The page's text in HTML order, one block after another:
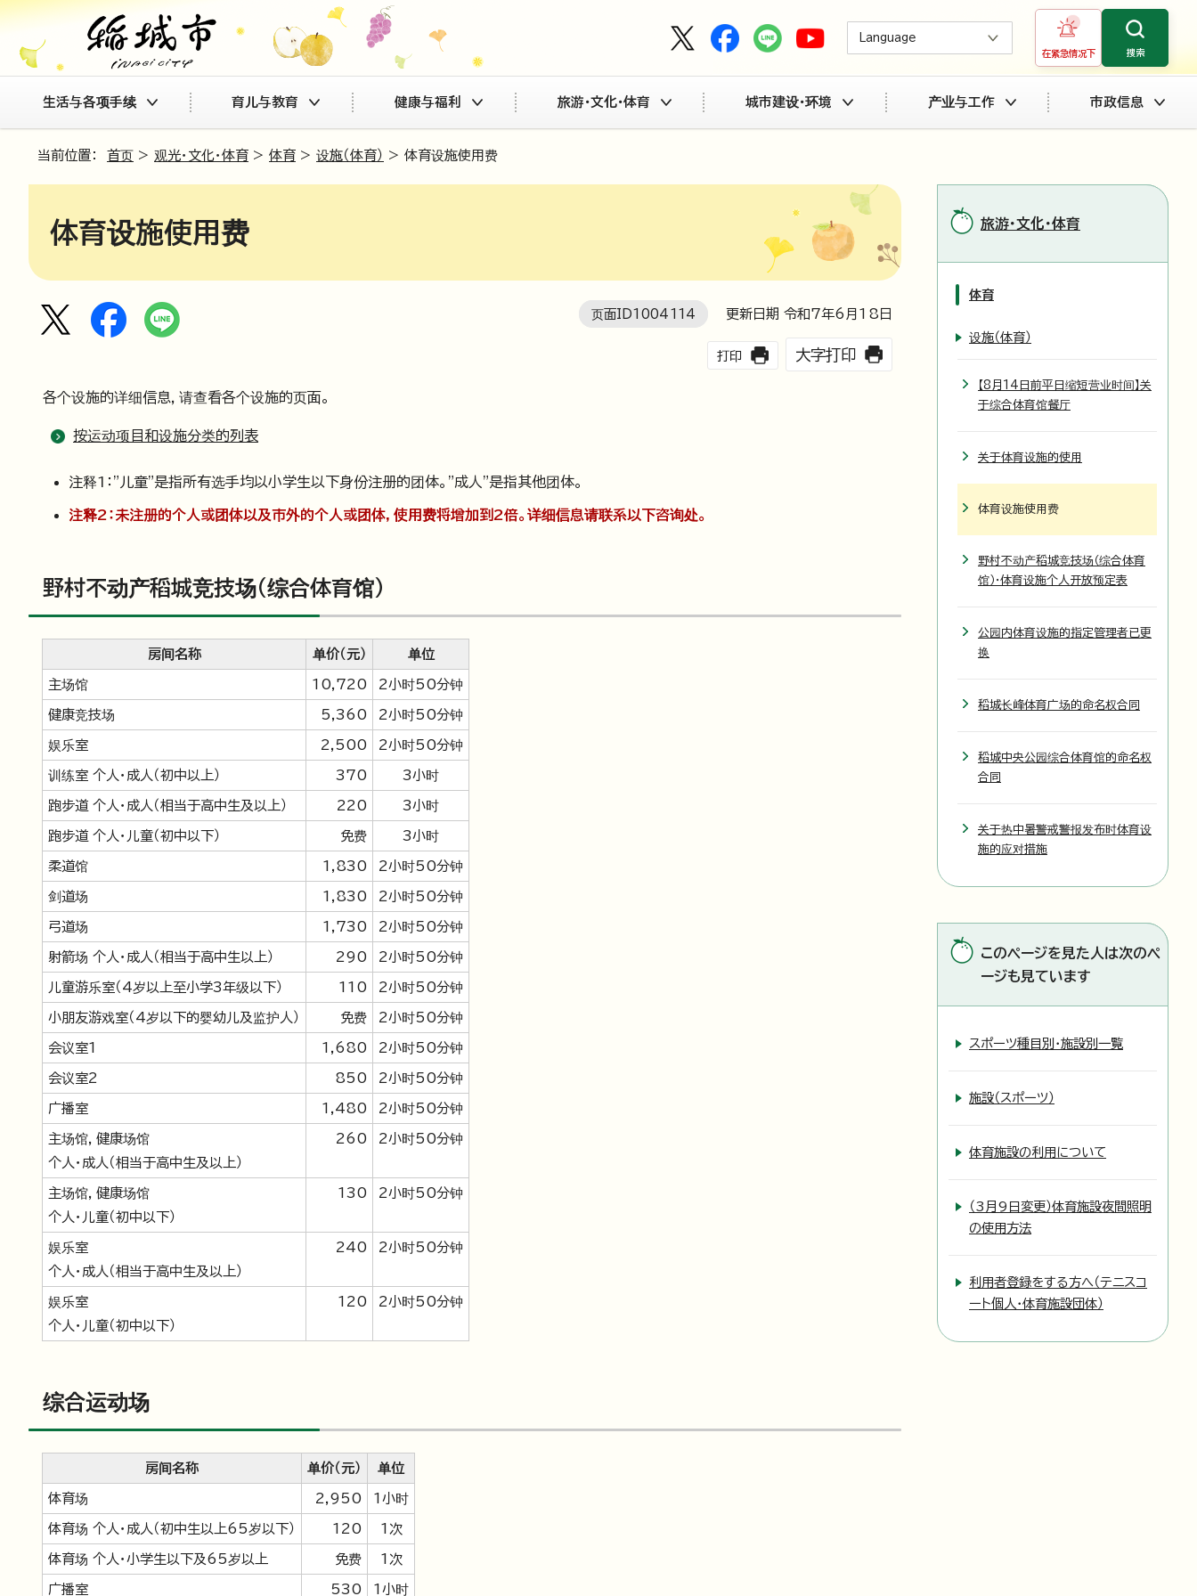
Language
在紧急情况下 搜索
生活与各项手续 育儿与教育 健康与福利 旅游・文化・体育 城市建设・环境 产业与工作 市政信息
当前位置： 首页 > 观光・文化・体育 > 体育 > 设施（体育） > 体育设施使用费
体育设施使用费
页面ID1004114 更新日期 令和7年6月 18 日
打印 大字打印
各个设施的详细信息，请查看各个设施的页面。
按运动项目和设施分类的列表
注释1："儿童"是指所有选手均以小学生以下身份注册的团体。"成人"是指其他团体。
注释2：未注册的个人或团体以及市外的个人或团体，使用费将增加到2倍。详细信息请联系以下咨询处。
野村不动产稻城竞技场（综合体育馆）
房间名称 单价（元） 单位
主场馆 10,720 2小时50分钟
健康竞技场 5,360 2小时50分钟
娱乐室 2,500 2小时50分钟
训练室 个人・成人（初中以上） 370 3小时
跑步道 个人・成人（相当于高中生及以上） 220 3小时
跑步道 个人・儿童（初中以下） 免费 3小时
柔道馆 1,830 2小时50分钟
剑道场 1,830 2小时50分钟
弓道场 1,730 2小时50分钟
射箭场 个人・成人（相当于高中生以上） 290 2小时50分钟
儿童游乐室（4岁以上至小学3年级以下） 110 2小时50分钟
小朋友游戏室（4岁以下的婴幼儿及监护人） 免费 2小时50分钟
会议室1 1,680 2小时50分钟
会议室2 850 2小时50分钟
广播室 1,480 2小时50分钟
主场馆，健康场馆
个人・成人（相当于高中生及以上）
260 2小时50分钟
主场馆，健康场馆
个人・儿童（初中以下）
130 2小时50分钟
娱乐室
个人・成人（相当于高中生及以上）
240 2小时50分钟
娱乐室
个人・儿童（初中以下）
120 2小时50分钟
综合运动场
房间名称 单价（元） 单位
体育场 2,950 1小时
体育场 个人・成人（初中生以上65岁以下） 120 1次
体育场 个人・小学生以下及65岁以上 免费 1次
广播室 530 1小时
旅游・文化・体育
体育
设施（体育）
【8月14日前平日缩短营业时间】关
于综合体育馆餐厅
关于体育设施的使用
体育设施使用费
野村不动产稻城竞技场（综合体育
馆）・体育设施个人开放预定表
公园内体育设施的指定管理者已更
换
稻城长峰体育广场的命名权合同
稻城中央公园综合体育馆的命名权
合同
关于热中暑警戒警报发布时体育设
施的应对措施
このページを見た人は次のペ
ージも見ています
スポーツ種目別・施設別一覧
施設（スポーツ）
体育施設の利用について
（3月9日変更）体育施設夜間照明
の使用方法
利用者登録をする方へ（テニスコ
ート個人・体育施設団体）